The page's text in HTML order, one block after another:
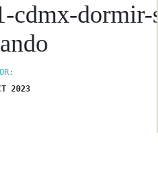
cdmx-dormir-
2023